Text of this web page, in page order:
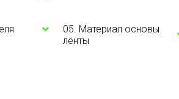
05. Материал основы
ленты